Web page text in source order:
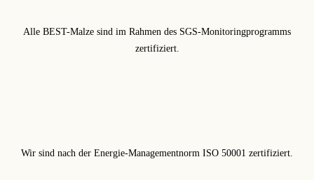
Alle BEST-Malze sind im Rahmen des SGS-Monitoringprogramms
zertifiziert.
Wir sind nach der Energie-Managementnorm ISO 50001 zertifiziert.